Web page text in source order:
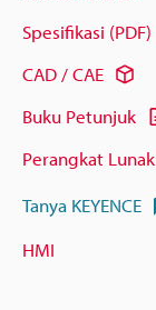
Spesifikasi (PDF)
CAD / CAE
Buku Petunjuk
Perangkat Lunak
Tanya KEYENCE
HMI